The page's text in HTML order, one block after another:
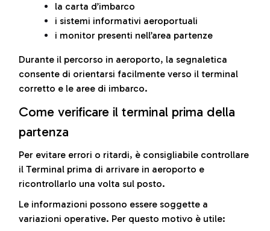
la carta d’imbarco
i sistemi informativi aeroportuali
i monitor presenti nell’area partenze
Durante il percorso in aeroporto, la segnaletica
consente di orientarsi facilmente verso il terminal
corretto e le aree di imbarco.
Come verificare il terminal prima della
partenza
Per evitare errori o ritardi, è consigliabile controllare
il Terminal prima di arrivare in aeroporto e
ricontrollarlo una volta sul posto.
Le informazioni possono essere soggette a
variazioni operative. Per questo motivo è utile: